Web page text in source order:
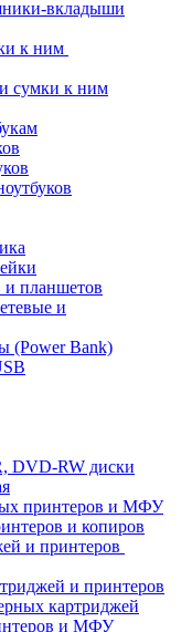
вкладыши
к ним
сумки к ним
и планшетов
и
(Power Bank)
DVD-RW диски
принтеров и МФУ
и копиров
и принтеров
и принтеров
картриджей
и МФУ